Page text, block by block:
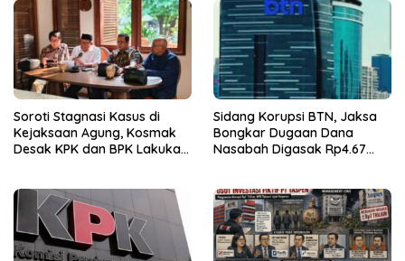
Soroti Stagnasi Kasus di
Kejaksaan Agung, Kosmak
Desak KPK dan BPK Lakukan
Sidang Korupsi BTN, Jaksa
Bongkar Dugaan Dana
Nasabah Digasak Rp4.67